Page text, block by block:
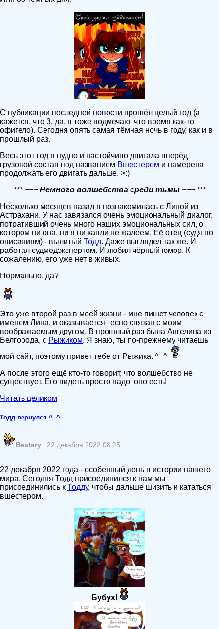
С публикации последней новости прошёл целый год (а
кажется, что 3, да, я тоже подмечаю, что время как-то
офигело). Сегодня опять самая тёмная ночь в году, как и в
прошлый раз.
Весь этот год я нудно и настойчиво двигала вперёд
грузовой состав под названием Вшестером и намерена
продолжать его двигать дальше. >:)
*** ~~~ Немного волшебства среди тьмы ~~~***
Несколько месяцев назад я познакомилась с Линой из
Астрахани. У нас завязался очень эмоциональный диалог,
потративший очень много наших эмоциональных сил, о
котором ни она, ни я ни капли не жалеем. Её отец (судя по
описаниям) - вылитый Тодд. Даже выглядел так же. И
работал судмедэкспертом. И любил чёрный юмор. К
сожалению, его уже нет в живых.
Нормально, да?
Это уже второй раз в моей жизни - мне пишет человек с
именем Лина, и оказывается тесно связан с моим
воображаемым другом. В прошлый раз была Ангелина из
Белгорода, с Рыжиком. Я знаю, ты по-прежнему читаешь
мой сайт, поэтому привет тебе от Рыжика. ^_^
А после этого ещё кто-то говорит, что волшебство не
существует. Его видеть просто надо, оно есть!
Читать целиком
Тодд вернулся ^_^
Bestary | 22 декабря 2022 08:25
22 декабря 2022 года - особенный день в истории нашего
мира. Сегодня Тодд присоединился к нам мы
присоединились к Тодду, чтобы дальше шизить и кататься
вшестером.
Бубух!